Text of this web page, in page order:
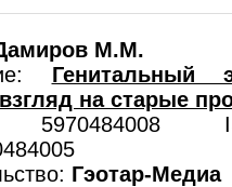
М.М.
Генитальный
на старые
Гэотар-Медиа